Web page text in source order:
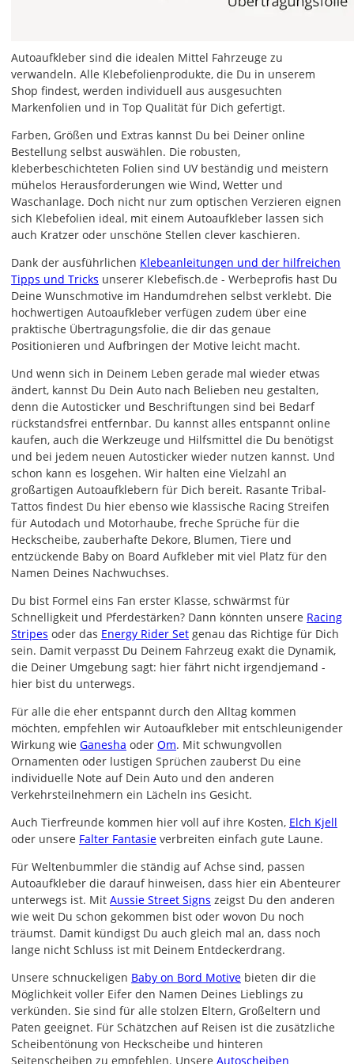
Autoaufkleber sind die idealen Mittel Fahrzeuge zu
verwandeln. Alle Klebefolienprodukte, die Du in unserem
Shop findest, werden individuell aus ausgesuchten
Markenfolien und in Top Qualität für Dich gefertigt.
Farben, Größen und Extras kannst Du bei Deiner online
Bestellung selbst auswählen. Die robusten,
kleberbeschichteten Folien sind UV beständig und meistern
mühelos Herausforderungen wie Wind, Wetter und
Waschanlage. Doch nicht nur zum optischen Verzieren eignen
sich Klebefolien ideal, mit einem Autoaufkleber lassen sich
auch Kratzer oder unschöne Stellen clever kaschieren.
Dank der ausführlichen Klebeanleitungen und der hilfreichen
Tipps und Tricks unserer Klebefisch.de - Werbeprofis hast Du
Deine Wunschmotive im Handumdrehen selbst verklebt. Die
hochwertigen Autoaufkleber verfügen zudem über eine
praktische Übertragungsfolie, die dir das genaue
Positionieren und Aufbringen der Motive leicht macht.
Und wenn sich in Deinem Leben gerade mal wieder etwas
ändert, kannst Du Dein Auto nach Belieben neu gestalten,
denn die Autosticker und Beschriftungen sind bei Bedarf
rückstandsfrei entfernbar. Du kannst alles entspannt online
kaufen, auch die Werkzeuge und Hilfsmittel die Du benötigst
und bei jedem neuen Autosticker wieder nutzen kannst. Und
schon kann es losgehen. Wir halten eine Vielzahl an
großartigen Autoaufklebern für Dich bereit. Rasante Tribal-
Tattos findest Du hier ebenso wie klassische Racing Streifen
für Autodach und Motorhaube, freche Sprüche für die
Heckscheibe, zauberhafte Dekore, Blumen, Tiere und
entzückende Baby on Board Aufkleber mit viel Platz für den
Namen Deines Nachwuchses.
Du bist Formel eins Fan erster Klasse, schwärmst für
Schnelligkeit und Pferdestärken? Dann könnten unsere Racing
Stripes oder das Energy Rider Set genau das Richtige für Dich
sein. Damit verpasst Du Deinem Fahrzeug exakt die Dynamik,
die Deiner Umgebung sagt: hier fährt nicht irgendjemand -
hier bist du unterwegs.
Für alle die eher entspannt durch den Alltag kommen
möchten, empfehlen wir Autoaufkleber mit entschleunigender
Wirkung wie Ganesha oder Om. Mit schwungvollen
Ornamenten oder lustigen Sprüchen zauberst Du eine
individuelle Note auf Dein Auto und den anderen
Verkehrsteilnehmern ein Lächeln ins Gesicht.
Auch Tierfreunde kommen hier voll auf ihre Kosten, Elch Kjell
oder unsere Falter Fantasie verbreiten einfach gute Laune.
Für Weltenbummler die ständig auf Achse sind, passen
Autoaufkleber die darauf hinweisen, dass hier ein Abenteurer
unterwegs ist. Mit Aussie Street Signs zeigst Du den anderen
wie weit Du schon gekommen bist oder wovon Du noch
träumst. Damit kündigst Du auch gleich mal an, dass noch
lange nicht Schluss ist mit Deinem Entdeckerdrang.
Unsere schnuckeligen Baby on Bord Motive bieten dir die
Möglichkeit voller Eifer den Namen Deines Lieblings zu
verkünden. Sie sind für alle stolzen Eltern, Großeltern und
Paten geeignet. Für Schätzchen auf Reisen ist die zusätzliche
Scheibentönung von Heckscheibe und hinteren
Seitenscheiben zu empfehlen. Unsere Autoscheiben